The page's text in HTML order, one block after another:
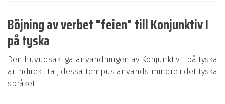
Böjning av verbet "feien" till Konjunktiv I
på tyska
Den huvudsakliga användningen av Konjunktiv I på tyska
är indirekt tal, dessa tempus används mindre i det tyska
språket.